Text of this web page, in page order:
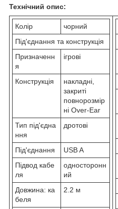
Технічний опис:
Колір
чорний
Під'єднання та конструкція
Призначенн
я
ігрові
Конструкція
накладні,
закриті
повнорозмір
ні Over-Ear
Тип під'єдна
ння
дротові
Під'єднання
USB A
Підвод кабе
ля
односторонн
ий
Довжина: ка
беля
2.2 м